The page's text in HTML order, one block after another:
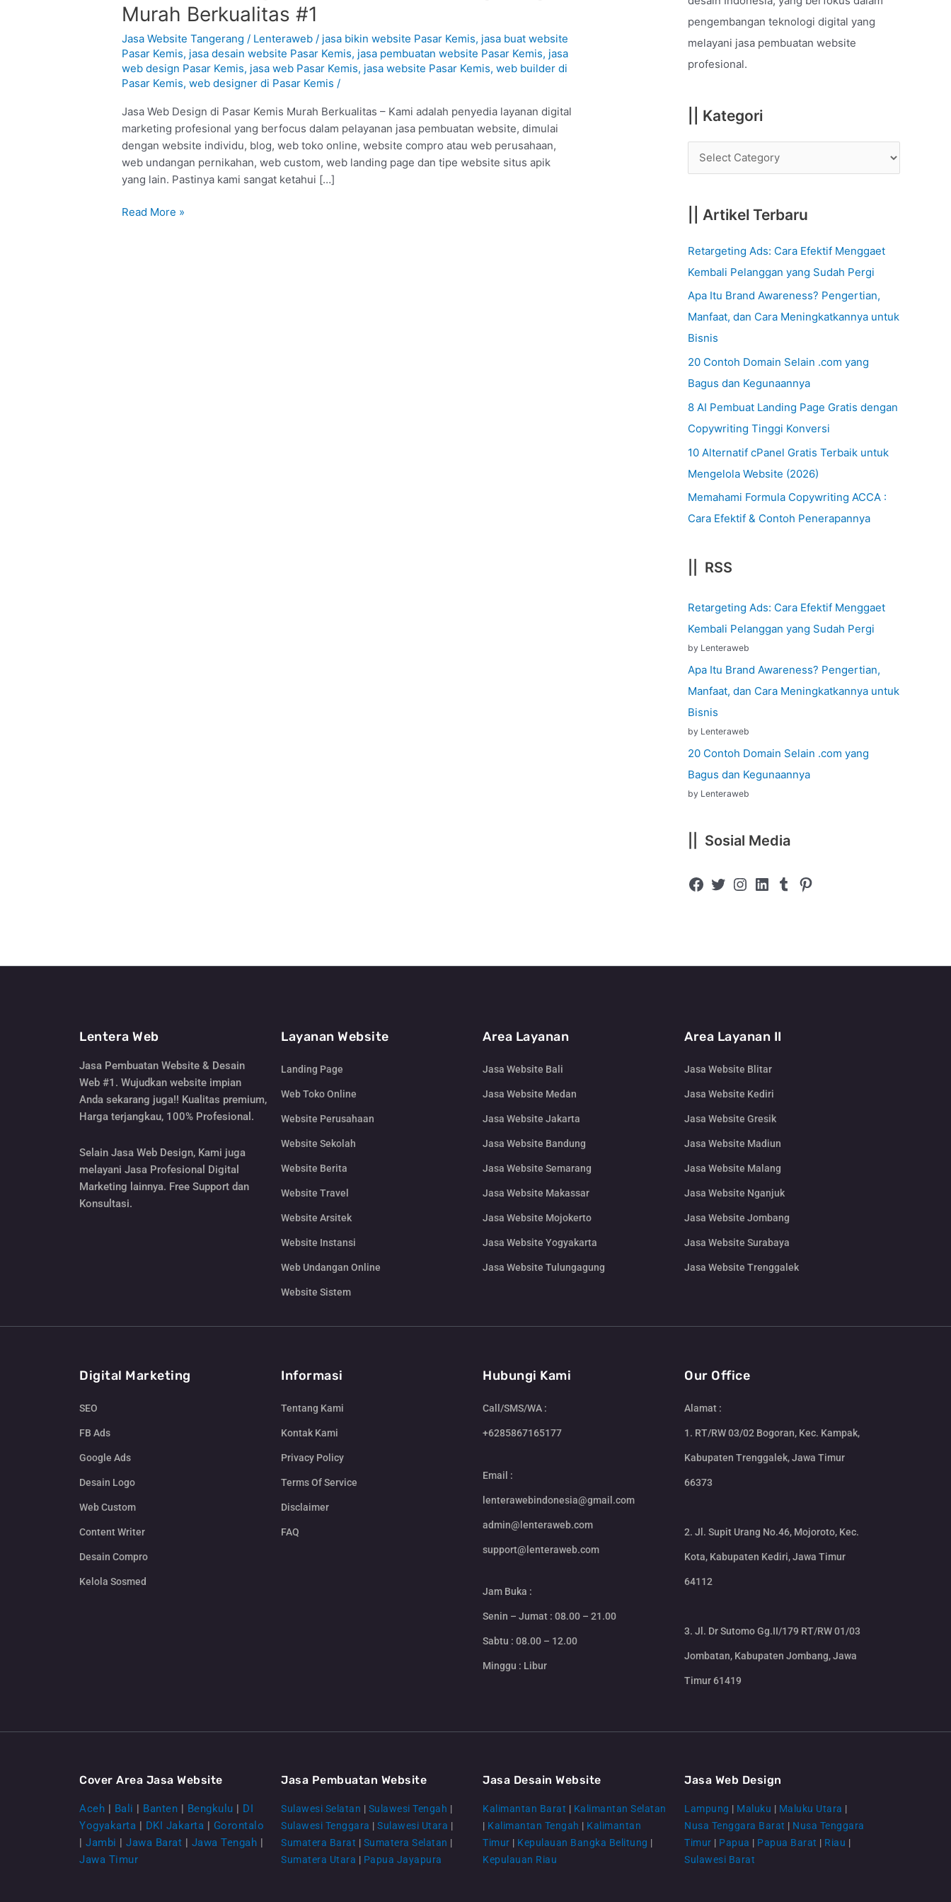
Murah Berkualitas #1
Jasa Website Tangerang / Lenteraweb/ jasa bikin website Pasar Kemis, jasa buat website
Pasar Kemis, jasa desain website Pasar Kemis, jasa pembuatan website Pasar Kemis, jasa
web design Pasar Kemis, jasa web Pasar Kemis, jasa website Pasar Kemis,web builder di
Pasar Kemis,web designer di Pasar Kemis /
Jasa Web Design di Pasar Kemis Murah Berkualitas – Kami adalah penyedia layanan digital
marketing profesional yang berfocus dalam pelayanan jasa pembuatan website, dimulai
dengan website individu, blog, web toko online, website compro atau web perusahaan,
web undangan pernikahan, web custom, web landing page dan tipe website situs apik
yang lain. Pastinya kami sangat ketahui […]
Design
di
Pasar
Kemis
–
:
Murah
Berkualitas
#1
Read More »
o
r
:
pengembangan teknologi digital yang
melayani jasa pembuatan website
profesional.
|| Kategori
|| Artikel Terbaru
Retargeting Ads: Cara Efektif Menggaet
Kembali Pelanggan yang Sudah Pergi
Apa Itu Brand Awareness? Pengertian,
Manfaat, dan Cara Meningkatkannya untuk
Bisnis
20 Contoh Domain Selain .com yang
Bagus dan Kegunaannya
8 AI Pembuat Landing Page Gratis dengan
Copywriting Tinggi Konversi
10 Alternatif cPanel Gratis Terbaik untuk
Mengelola Website (2026)
Memahami Formula Copywriting ACCA :
Cara Efektif & Contoh Penerapannya
|| RSS
Retargeting Ads: Cara Efektif Menggaet
Kembali Pelanggan yang Sudah Pergi
by Lenteraweb
Apa Itu Brand Awareness? Pengertian,
Manfaat, dan Cara Meningkatkannya untuk
Bisnis
by Lenteraweb
20 Contoh Domain Selain .com yang
Bagus dan Kegunaannya
by Lenteraweb
|| Sosial Media
Lentera Web
Jasa Pembuatan Website & Desain
Web #1. Wujudkan website impian
Anda sekarang juga!! Kualitas premium,
Harga terjangkau, 100% Profesional.
Selain Jasa Web Design, Kami juga
melayani Jasa Profesional Digital
Marketing lainnya. Free Support dan
Konsultasi.
Layanan Website
Landing Page
Web Toko Online
Website Perusahaan
Website Sekolah
Website Berita
Website Travel
Website Arsitek
Website Instansi
Web Undangan Online
Website Sistem
Area Layanan
Jasa Website Bali
Jasa Website Medan
Jasa Website Jakarta
Jasa Website Bandung
Jasa Website Semarang
Jasa Website Makassar
Jasa Website Mojokerto
Jasa Website Yogyakarta
Jasa Website Tulungagung
Area Layanan II
Jasa Website Blitar
Jasa Website Kediri
Jasa Website Gresik
Jasa Website Madiun
Jasa Website Malang
Jasa Website Nganjuk
Jasa Website Jombang
Jasa Website Surabaya
Jasa Website Trenggalek
Digital Marketing
SEO
FB Ads
Google Ads
Desain Logo
Web Custom
Content Writer
Desain Compro
Kelola Sosmed
Informasi
Tentang Kami
Kontak Kami
Privacy Policy
Terms Of Service
Disclaimer
FAQ
Hubungi Kami
Call/SMS/WA :
+6285867165177
Email :
lenterawebindonesia@gmail.com
admin@lenteraweb.com
support@lenteraweb.com
Jam Buka :
Senin – Jumat : 08.00 – 21.00
Sabtu : 08.00 – 12.00
Minggu : Libur
Our Office
Alamat :
1. RT/RW 03/02 Bogoran, Kec. Kampak,
Kabupaten Trenggalek, Jawa Timur
66373
2. Jl. Supit Urang No.46, Mojoroto, Kec.
Kota, Kabupaten Kediri, Jawa Timur
64112
3. Jl. Dr Sutomo Gg.II/179 RT/RW 01/03
Jombatan, Kabupaten Jombang, Jawa
Timur 61419
Cover Area Jasa Website
Aceh | Bali | Banten | Bengkulu | DI
Yogyakarta | DKI Jakarta | Gorontalo
| Jambi | Jawa Barat | Jawa Tengah |
Jawa Timur
Jasa Pembuatan Website
Sulawesi Selatan | Sulawesi Tengah |
Sulawesi Tenggara | Sulawesi Utara |
Sumatera Barat | Sumatera Selatan |
Sumatera Utara | Papua Jayapura
Jasa Desain Website
Kalimantan Barat | Kalimantan Selatan
| Kalimantan Tengah | Kalimantan
Timur | Kepulauan Bangka Belitung |
Kepulauan Riau
Jasa Web Design
Lampung | Maluku | Maluku Utara |
Nusa Tenggara Barat | Nusa Tenggara
Timur | Papua | Papua Barat | Riau |
Sulawesi Barat